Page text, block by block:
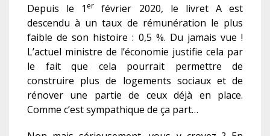
Depuis le 1 er
février 2020, le livret A est
descendu à un taux de rémunération le plus
faible de son histoire : 0,5 %. Du jamais vue !
L’actuel ministre de l’économie justifie cela par
le fait que cela pourrait permettre de
construire plus de logements sociaux et de
rénover une partie de ceux déjà en place.
Comme c’est sympathique de ça part…